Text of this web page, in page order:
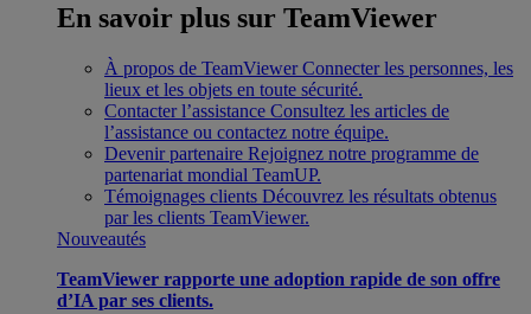
En savoir plus sur TeamViewer
À propos de TeamViewer Connecter les personnes, les
lieux et les objets en toute sécurité.
Contacter l’assistance Consultez les articles de
l’assistance ou contactez notre équipe.
Devenir partenaire Rejoignez notre programme de
partenariat mondial TeamUP.
Témoignages clients Découvrez les résultats obtenus
par les clients TeamViewer.
Nouveautés
TeamViewer rapporte une adoption rapide de son offre
d’IA par ses clients.